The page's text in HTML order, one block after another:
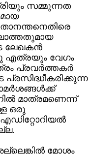
സമ്മുന്നത
ലേഖകന്‍
എത്രയും വേഗം
പ്രവര്‍ത്തകര്‍
മാത്രമണെന്ന്
ഒരു
മോശം